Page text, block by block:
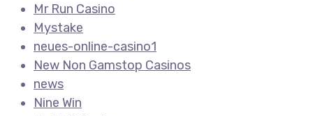
Mr Run Casino
Mystake
neues-online-casino1
New Non Gamstop Casinos
news
Nine Win